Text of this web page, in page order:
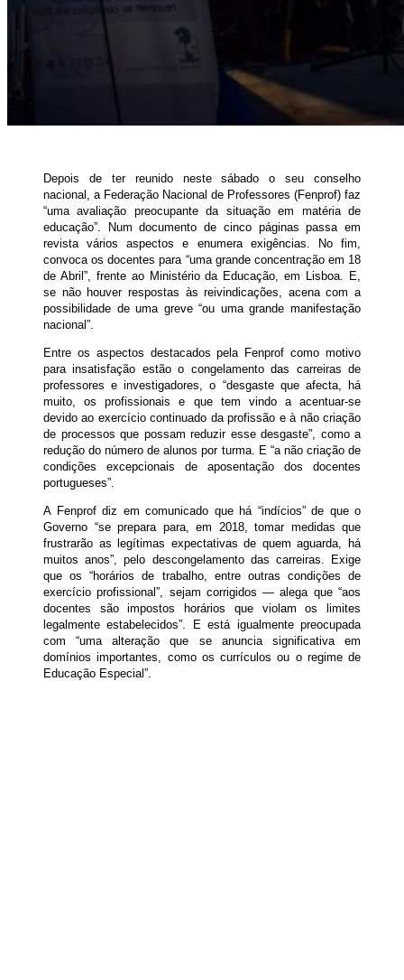
Depois de ter reunido neste sábado o seu conselho
nacional, a Federação Nacional de Professores (Fenprof) faz
“uma avaliação preocupante da situação em matéria de
educação”. Num documento de cinco páginas passa em
revista vários aspectos e enumera exigências. No fim,
convoca os docentes para “uma grande concentração em 18
de Abril”, frente ao Ministério da Educação, em Lisboa. E,
se não houver respostas às reivindicações, acena com a
possibilidade de uma greve “ou uma grande manifestação
nacional”.
Entre os aspectos destacados pela Fenprof como motivo
para insatisfação estão o congelamento das carreiras de
professores e investigadores, o “desgaste que afecta, há
muito, os profissionais e que tem vindo a acentuar-se
devido ao exercício continuado da profissão e à não criação
de processos que possam reduzir esse desgaste”, como a
redução do número de alunos por turma. E “a não criação de
condições excepcionais de aposentação dos docentes
portugueses”.
A Fenprof diz em comunicado que há “indícios” de que o
Governo “se prepara para, em 2018, tomar medidas que
frustrarão as legítimas expectativas de quem aguarda, há
muitos anos”, pelo descongelamento das carreiras. Exige
que os “horários de trabalho, entre outras condições de
exercício profissional”, sejam corrigidos — alega que “aos
docentes são impostos horários que violam os limites
legalmente estabelecidos”. E está igualmente preocupada
com “uma alteração que se anuncia significativa em
domínios importantes, como os currículos ou o regime de
Educação Especial”.